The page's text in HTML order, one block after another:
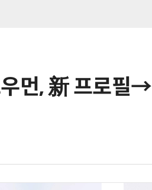
먼, 新 프로필
현업에서 바로 쓰는 "하네스 엔지니어링" 실습 교육